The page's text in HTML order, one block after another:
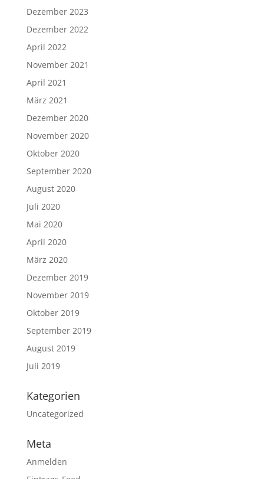
Dezember 2023
Dezember 2022
April 2022
November 2021
April 2021
März 2021
Dezember 2020
November 2020
Oktober 2020
September 2020
August 2020
Juli 2020
Mai 2020
April 2020
März 2020
Dezember 2019
November 2019
Oktober 2019
September 2019
August 2019
Juli 2019
Kategorien
Uncategorized
Meta
Anmelden